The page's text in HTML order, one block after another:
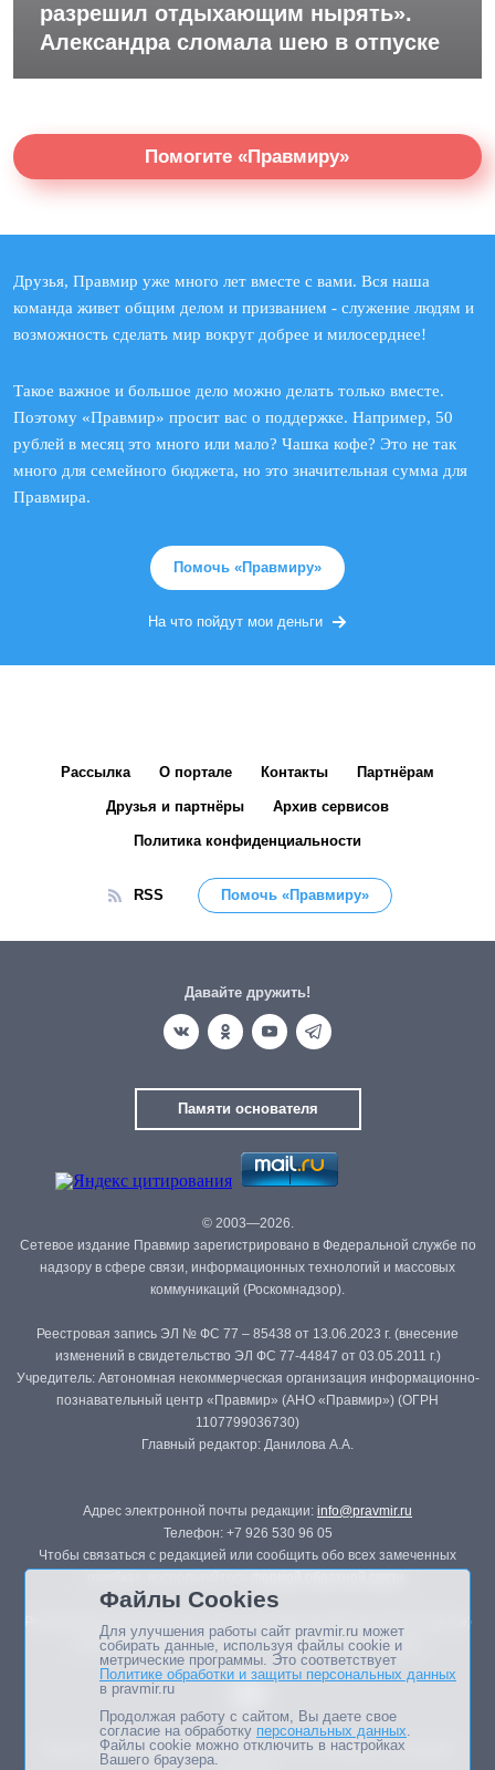
разрешил отдыхающим нырять».
Александра сломала шею в отпуске
Помогите «Правмиру»
Друзья, Правмир уже много лет вместе с вами. Вся наша
команда живет общим делом и призванием - служение людям и
возможность сделать мир вокруг добрее и милосерднее!
Такое важное и большое дело можно делать только вместе.
Поэтому «Правмир» просит вас о поддержке. Например, 50
рублей в месяц это много или мало? Чашка кофе? Это не так
много для семейного бюджета, но это значительная сумма для
Правмира.
Помочь «Правмиру»
На что пойдут мои деньги
Рассылка О портале Контакты Партнёрам
Друзья и партнёры Архив сервисов
Политика конфиденциальности
RSS Помочь «Правмиру»
Давайте дружить!
Памяти основателя
© 2003—2026.
Сетевое издание Правмир зарегистрировано в Федеральной службе по
надзору в сфере связи, информационных технологий и массовых
коммуникаций (Роскомнадзор).
Реестровая запись ЭЛ № ФС 77 – 85438 от 13.06.2023 г. (внесение
изменений в свидетельство ЭЛ ФС 77-44847 от 03.05.2011 г.)
Учредитель: Автономная некоммерческая организация информационно-
познавательный центр «Правмир» (АНО «Правмир») (ОГРН
1107799036730)
Главный редактор: Данилова А.А.
Адрес электронной почты редакции: info@pravmir.ru
Телефон: +7 926 530 96 05
Чтобы связаться с редакцией или сообщить обо всех замеченных
Републикация материалов сайта в печатных изданиях (книгах, прессе)
возможна только с письменного разрешения редакции.
Мнение авторов статей портала может не совпадать с позицией
Файлы Cookies
Для улучшения работы сайт pravmir.ru может
собирать данные, используя файлы cookie и
метрические программы. Это соответствует
Политике обработки и защиты персональных данных
в pravmir.ru
Продолжая работу с сайтом, Вы даете свое
согласие на обработку персональных данных.
Файлы cookie можно отключить в настройках
Вашего браузера.